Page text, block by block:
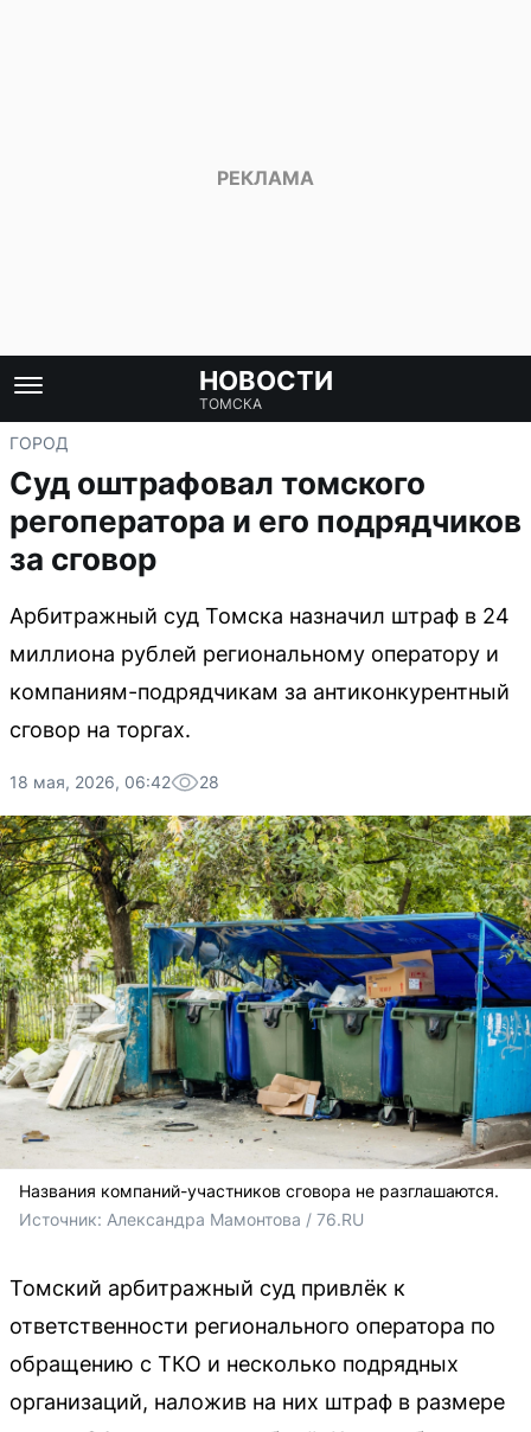
НОВОСТИ
ТОМСКА
ГОРОД
Суд оштрафовал томского
регоператора и его подрядчиков
за сговор
Арбитражный суд Томска назначил штраф в 24
миллиона рублей региональному оператору и
компаниям-подрядчикам за антиконкурентный
сговор на торгах.
18 мая, 2026, 06:42 28
Названия компаний-участников сговора не разглашаются.
Источник: Александра Мамонтова / 76.RU
Томский арбитражный суд привлёк к
ответственности регионального оператора по
обращению с ТКО и несколько подрядных
организаций, наложив на них штраф в размере